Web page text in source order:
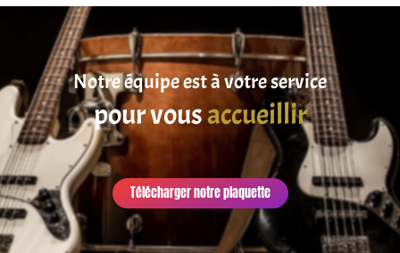
Notre équipe est à votre service
pour vousaccueillir
Télécharger notre plaquette